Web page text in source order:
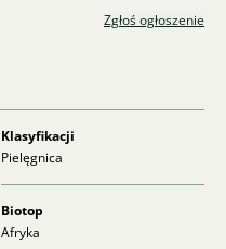
Zgłoś ogłoszenie
Klasyfikacji
Pielęgnica
Biotop
Afryka